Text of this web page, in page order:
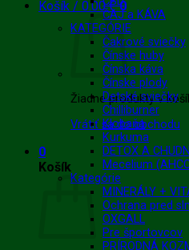
Košík / 0.00€ 0
Žiadne produkty v
Vrátiť sa do obchodu
0
Košík
ČAJ a KÁVA
KATEGÓRIE
Čakrové sviečky
Čínske huby
Čínska káva
Čínske plody
Detské sviečky
Chilliburner
Klobaňa
Kurkuma
DETOX A
Mecelium
Kategórie
MINERÁLY +
Ochrana pred
OXGALL
Pre športovcov
PRÍRODNÁ